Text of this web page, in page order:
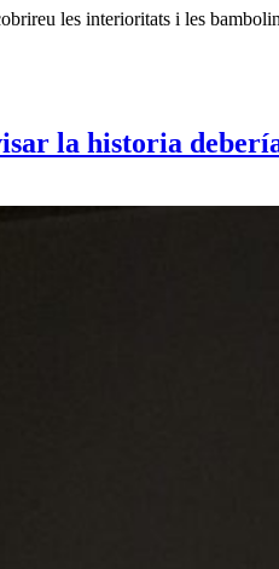
les interioritats i les
la historia